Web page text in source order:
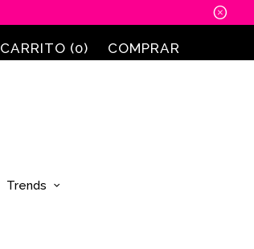
␡
CARRITO (0) COMPRAR
Trends